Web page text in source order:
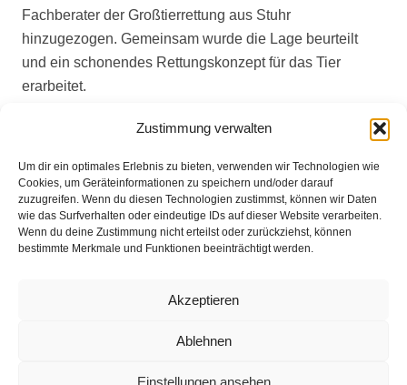
Zustimmung verwalten
Um dir ein optimales Erlebnis zu bieten, verwenden wir Technologien wie
Cookies, um Geräteinformationen zu speichern und/oder darauf
zuzugreifen. Wenn du diesen Technologien zustimmst, können wir Daten
wie das Surfverhalten oder eindeutige IDs auf dieser Website verarbeiten.
Wenn du deine Zustimmung nicht erteilst oder zurückziehst, können
bestimmte Merkmale und Funktionen beeinträchtigt werden.
Akzeptieren
Ablehnen
Einstellungen ansehen
Fachberater der Großtierrettung aus Stuhr
hinzugezogen. Gemeinsam wurde die Lage beurteilt
und ein schonendes Rettungskonzept für das Tier
erarbeitet.
Mit vereinten Kräften gelang es den Einsatzkräften
befreien. Nach der Rettung wurde das Pferd weiter
betreut.
Datenschutz